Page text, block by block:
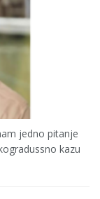
jedno pitanje
kazu